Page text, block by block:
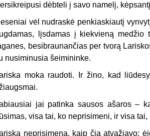
dėbteli į savo namelį,
vėl nudraskė penkiaskiautį
lįsdamas į kiekvieną medžio
besibraunančias per tvorą
nusiminusia šeimininke.
moka raudoti. Ir žino, kad
jai patinka sausos ašaros –
visa tai, ko neprisimeni, ir visa
neprisimena, kaip čia atvažiavo;